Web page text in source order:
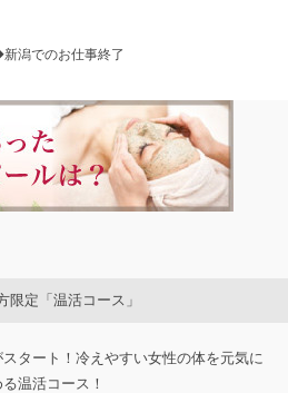
潟でのお仕事終了
限定「温活コース」
タート！冷えやすい女性の体を元気に
温活コース！